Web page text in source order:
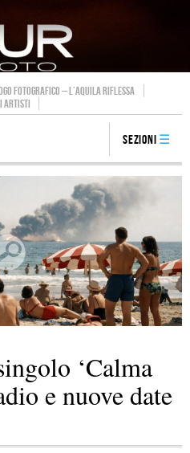
FOTOGRAFICO – L’AQUILA RIFLESSA
ARTISTI
Sezioni
‘Calma
e nuove date